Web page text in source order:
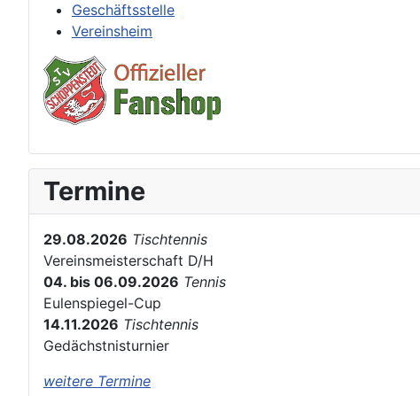
Geschäftsstelle
Vereinsheim
Termine
29.08.2026 Tischtennis
Vereinsmeisterschaft D/H
04. bis 06.09.2026 Tennis
Eulenspiegel-Cup
14.11.2026 Tischtennis
Gedächstnisturnier
weitere Termine